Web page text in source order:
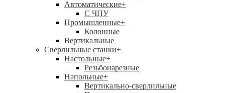
Автоматические+
С ЧПУ
Промышленные+
Колонные
Вертикальные
Сверлильные станки+
Настольные+
Резьбонарезные
Напольные+
Вертикально-сверлильные